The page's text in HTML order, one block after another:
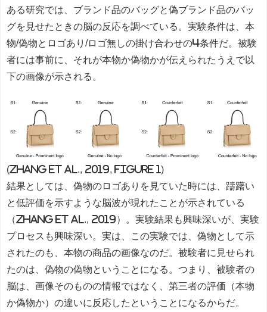
ある研究では、ブランド品のバッグと偽ブランド品のバッ
グを見せたときの脳の反応を調べている。実験条件は、本
物/偽物とロゴあり/ロゴ無しの掛け合わせの4条件だ。被験
者には事前に、それが本物か偽物かが伝えられたうえで以
下の画像が示される。
(Zhang et al., 2019, Figure 1)
結果としては、偽物のロゴありを見ていた時には、躊躇い
と低評価を示すような脳波が現れたことが示されている
（Zhang et al., 2019）。実験結果も興味深いが、実験
プロセスも興味深い。実は、この実験では、偽物として示
されたのも、本物の商品の画像なのだ。被験者に見せられ
たのは、偽物の偽物ということになる。つまり、被験者の
脳は、画像そのものの情報ではなく、第三者の評価（本物
か偽物か）の違いに反応したということになるからだ。